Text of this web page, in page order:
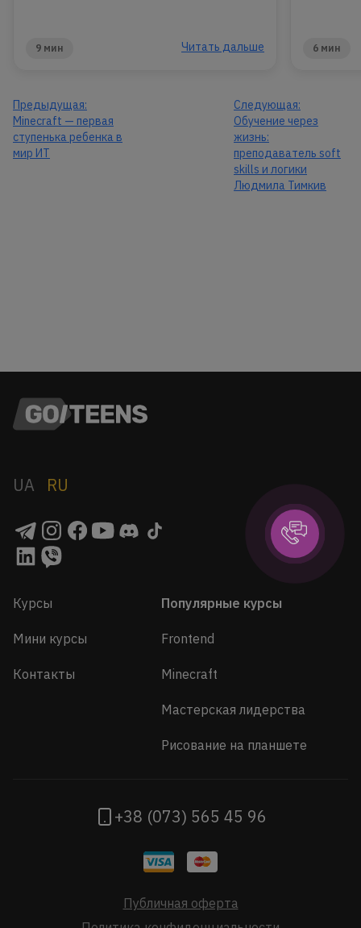
9 мин Читать дальше 6 мин
Предыдущая:
Minecraft — первая
ступенька ребенка в
мир ИТ
Следующая:
Обучение через
жизнь:
преподаватель soft
skills и логики
Людмила Тимкив
UA RU
Курсы
Мини курсы
Контакты
Популярные курсы
Frontend
Minecraft
Мастерская лидерства
Рисование на планшете
+38 (073) 565 45 96
Публичная оферта